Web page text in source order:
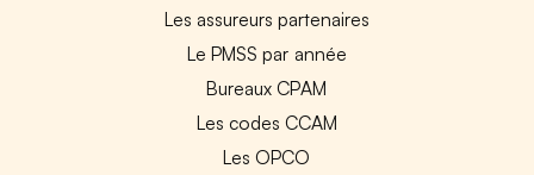
Les assureurs partenaires
Le PMSS par année
Bureaux CPAM
Les codes CCAM
Les OPCO